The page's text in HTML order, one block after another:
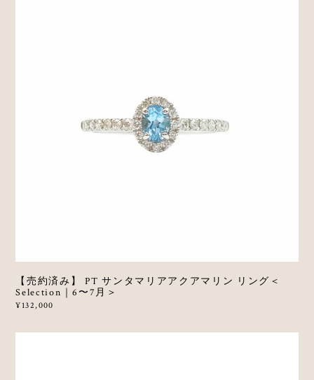
【売約済み】 PT サンタマリアアクアマリン リング＜
Selection｜6〜7月＞
¥132,000